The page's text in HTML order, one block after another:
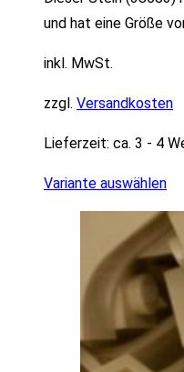
und hat eine Größe
inkl. MwSt.
zzgl. Versandkosten
Lieferzeit: ca. 3 - 4
Variante auswählen